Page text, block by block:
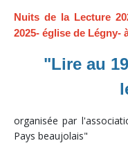
Nuits de la Lecture
2025- église de Légny-
"Lire au
organisée par
Pays beaujolais"